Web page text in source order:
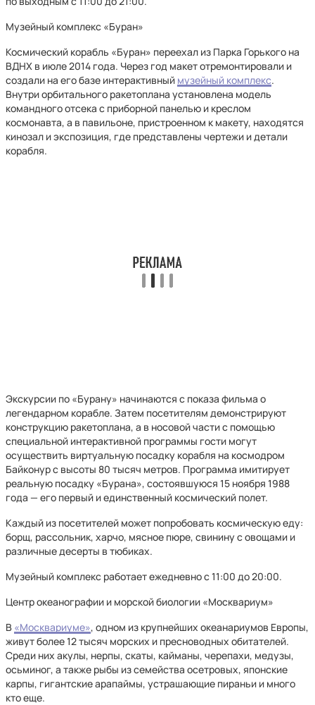
Музейный комплекс «Буран»
Космический корабль «Буран» переехал из Парка Горького на
ВДНХ в июле 2014 года. Через год макет отремонтировали и
создали на его базе интерактивный музейный комплекс.
Внутри орбитального ракетоплана установлена модель
командного отсека с приборной панелью и креслом
космонавта, а в павильоне, пристроенном к макету, находятся
кинозал и экспозиция, где представлены чертежи и детали
корабля.
Экскурсии по «Бурану» начинаются с показа фильма о
легендарном корабле. Затем посетителям демонстрируют
конструкцию ракетоплана, а в носовой части с помощью
специальной интерактивной программы гости могут
осуществить виртуальную посадку корабля на космодром
Байконур с высоты 80 тысяч метров. Программа имитирует
реальную посадку «Бурана», состоявшуюся 15 ноября 1988
года — его первый и единственный космический полет.
Каждый из посетителей может попробовать космическую еду:
борщ, рассольник, харчо, мясное пюре, свинину с овощами и
различные десерты в тюбиках.
Музейный комплекс работает ежедневно с 11:00 до 20:00.
Центр океанографии и морской биологии «Москвариум»
В «Москвариуме», одном из крупнейших океанариумов Европы,
живут более 12 тысяч морских и пресноводных обитателей.
Среди них акулы, нерпы, скаты, кайманы, черепахи, медузы,
осьминог, а также рыбы из семейства осетровых, японские
карпы, гигантские арапаймы, устрашающие пираньи и много
кто еще.